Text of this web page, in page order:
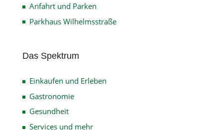
Anfahrt und Parken
Parkhaus Wilhelmsstraße
Das Spektrum
Einkaufen und Erleben
Gastronomie
Gesundheit
Services und mehr